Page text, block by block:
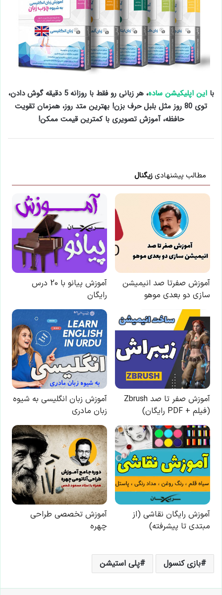
بااین اپلیکیشن ساده
، هر زبانی رو فقط با روزانه 5 دقیقه گوش دادن،
توی 80 روز مثل بلبل حرف بزن! بهترین متد روز، همزمان تقویت
حافظه، آموزش تصویری با کمترین قیمت ممکن!
بازی کنسول پلی استیشن